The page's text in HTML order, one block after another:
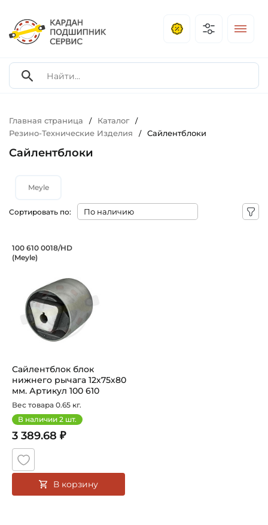
Главная страница / Каталог /
Резино-Технические Изделия / Сайлентблоки
Сайлентблоки
Meyle
Сортировать по:
Сайлентблок блок нижнего рычага
Сайлентблок блок 1006100018/HD Meyle нижнего
100 610 0018/HD
(Meyle)
Сайлентблок блок
нижнего рычага 12х75х80
мм. Артикул 100 610
0018/HD (M...
Вес товара 0.65 кг.
В наличии 2 шт.
3 389.68 ₽
В корзину